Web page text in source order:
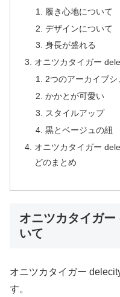
履き心地について
デザインについて
身長が盛れる
オニツカタイガー
2つのアーカイブ
かかとが可愛い
スタイルアップ
黒とベージュの紐
オニツカタイガー
どのまとめ
オニツカタイガ
いて
オニツカタイガー
す。